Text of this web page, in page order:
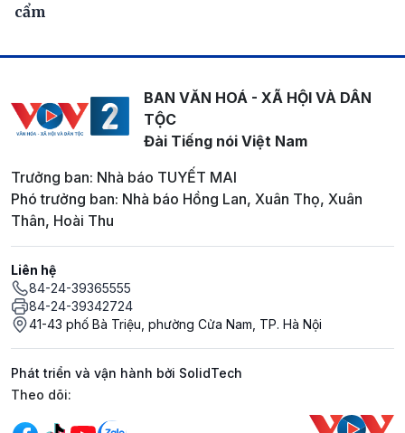
cẩm
BAN VĂN HOÁ - XÃ HỘI VÀ DÂN
TỘC
Đài Tiếng nói Việt Nam
Trưởng ban: Nhà báo TUYẾT MAI
Phó trưởng ban: Nhà báo Hồng Lan, Xuân Thọ, Xuân
Thân, Hoài Thu
Liên hệ
84-24-39365555
84-24-39342724
41-43 phố Bà Triệu, phường Cửa Nam, TP. Hà Nội
Phát triển và vận hành bởi SolidTech
Mạng xã hội
Theo dõi: